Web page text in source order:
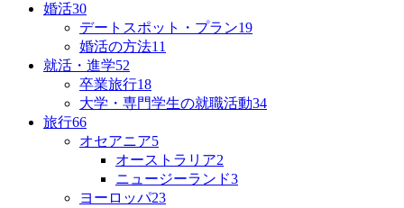
婚活30
デートスポット・プラン19
婚活の方法11
就活・進学52
卒業旅行18
大学・専門学生の就職活動34
旅行66
オセアニア5
オーストラリア2
ニュージーランド3
ヨーロッパ23